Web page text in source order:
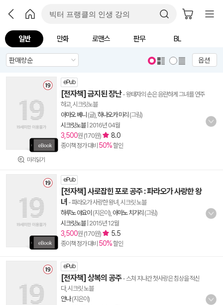
일반 만화 로맨스 판무 BL
옵션
미리읽기
ePub
[전자책] 금지된 장난- 왕태자의 손은 음란하게 그녀를 연주
하고, 시크릿노블
아마오 베니 (글), 하나오카 미리 (그림)
시크릿노블| 2016년 04월
3,500원 (170원) 8.0
종이책 정가 대비 50%할인
ePub
[전자책] 사로잡힌 포로 공주 : 파라오가 사랑한 왕
녀 - 파라오가 사랑한 왕녀, 시크릿 노블
하루노 야요이 (지은이), 아마노 치기리 (그림)
시크릿노블| 2015년 12월
3,500원 (170원) 5.5
종이책 정가 대비 50%할인
ePub
[전자책] 상복의 공주- 스쳐 지나간 첫사랑은 침상을 적신
다, 시크릿 노블
안나(지은이)